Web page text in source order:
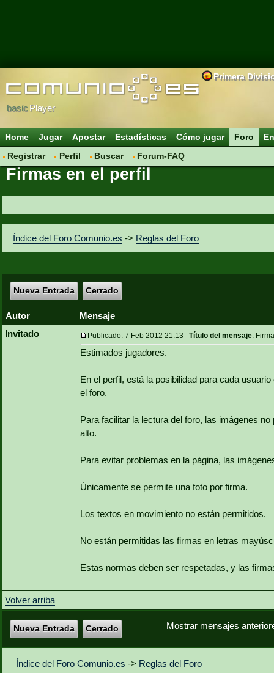
Primera
basicPlayer
Home Jugar Apostar Estadísticas Cómo jugar
Foro
Registrar
Perfil Buscar Forum-FAQ
Firmas en el perfil
Índice del Foro Comunio.es -> Reglas del Foro
Nueva Entrada Cerrado
Autor
Mensaje
Invitado
Publicado: 7 Feb 2012 21:13 Título del mensaje:
Estimados jugadores.
En el perfil, está la posibilidad para cada
el foro.
Para facilitar la lectura del foro, las imágenes
alto.
Para evitar problemas en la página, las
Únicamente se permite una foto por firma.
Los textos en movimiento no están permitidos.
No están permitidas las firmas en letras
Estas normas deben ser respetadas, y las
Volver arriba
Mostrar mensajes
Nueva Entrada Cerrado
Índice del Foro Comunio.es -> Reglas del Foro